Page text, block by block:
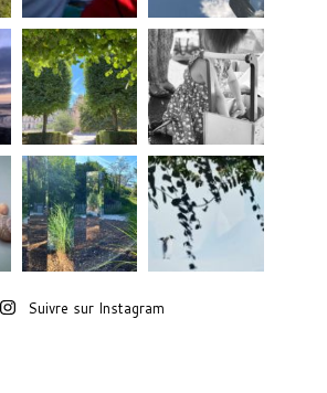
Suivre sur Instagram